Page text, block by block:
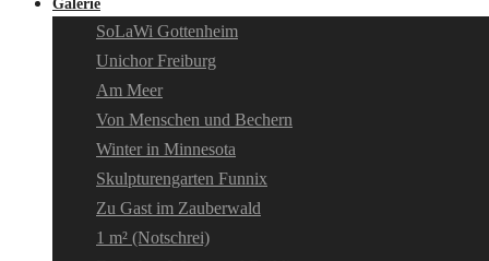
Galerie
SoLaWi Gottenheim
Unichor Freiburg
Am Meer
Von Menschen und Bechern
Winter in Minnesota
Skulpturengarten Funnix
Zu Gast im Zauberwald
1 m² (Notschrei)